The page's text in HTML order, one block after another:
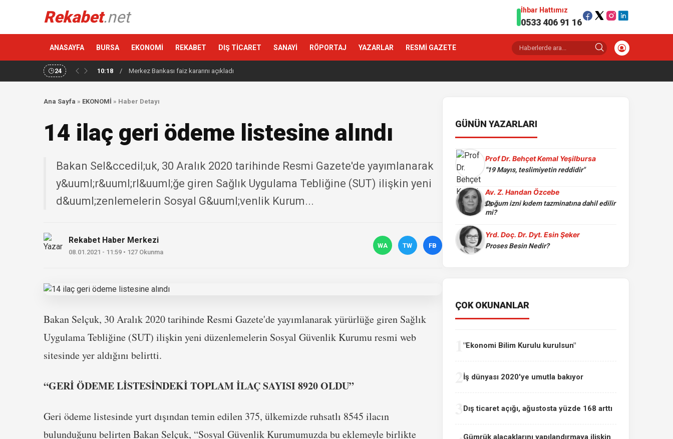
Rekabet.net İhbar Hattımız
0533 406 91 16
ANASAYFA BURSA EKONOMİ REKABET DIŞ TİCARET SANAYİ RÖPORTAJ YAZARLAR RESMİ GAZETE
24 10:18 / Merkez Bankası faiz kararını açıkladı
Ana Sayfa » EKONOMİ » Haber Detayı
14 ilaç geri ödeme listesine alındı
Bakan Sel&ccedil;uk, 30 Aralık 2020 tarihinde Resmi Gazete'de yayımlanarak
y&uuml;r&uuml;rl&uuml;ğe giren Sağlık Uygulama Tebliğine (SUT) ilişkin yeni
d&uuml;zenlemelerin Sosyal G&uuml;venlik Kurum...
Rekabet Haber Merkezi
08.01.2021 - 11:59 • 127 Okunma
WA TW FB
Bakan Selçuk, 30 Aralık 2020 tarihinde Resmi Gazete'de yayımlanarak yürürlüğe giren Sağlık
Uygulama Tebliğine (SUT) ilişkin yeni düzenlemelerin Sosyal Güvenlik Kurumu resmi web
sitesinde yer aldığını belirtti.
“GERİ ÖDEME LİSTESİNDEKİ TOPLAM İLAÇ SAYISI 8920 OLDU”
Geri ödeme listesinde yurt dışından temin edilen 375, ülkemizde ruhsatlı 8545 ilacın
bulunduğunu belirten Bakan Selçuk, “Sosyal Güvenlik Kurumumuzda bu eklemeyle birlikte
GÜNÜN YAZARLARI
Prof Dr. Behçet Kemal Yeşilbursa
"19 Mayıs, teslimiyetin reddidir"
Av. Z. Handan Özcebe
Doğum izni kıdem tazminatına dahil edilir
mi?
Yrd. Doç. Dr. Dyt. Esin Şeker
Proses Besin Nedir?
ÇOK OKUNANLAR
"Ekonomi Bilim Kurulu kurulsun"
İş dünyası 2020'ye umutla bakıyor
Dış ticaret açığı, ağustosta yüzde 168 arttı
Gümrük alacaklarını yapılandırmaya ilişkin